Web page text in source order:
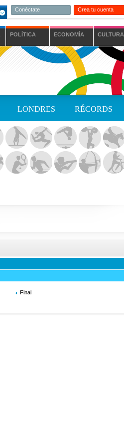
Conéctate Crea tu cuenta
POLÍTICA ECONOMÍA CULTURA
LONDRES RÉCORDS
Final